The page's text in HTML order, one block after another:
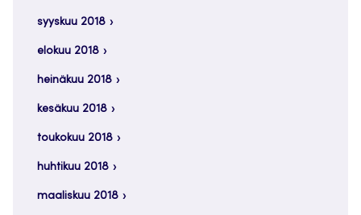
syyskuu 2018
elokuu 2018
heinäkuu 2018
kesäkuu 2018
toukokuu 2018
huhtikuu 2018
maaliskuu 2018